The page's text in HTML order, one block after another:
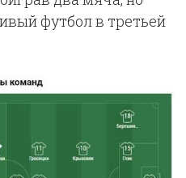
футбол в третьей